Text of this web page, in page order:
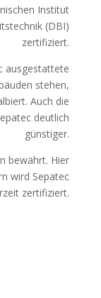
Institut
(DBI)
zertifiziert.
ausgestattete
stehen,
Auch die
deutlich
günstiger.
bewährt. Hier
wird Sepatec
zertifiziert.